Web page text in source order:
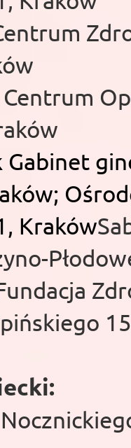
Centrum
Gabinet
Kraków